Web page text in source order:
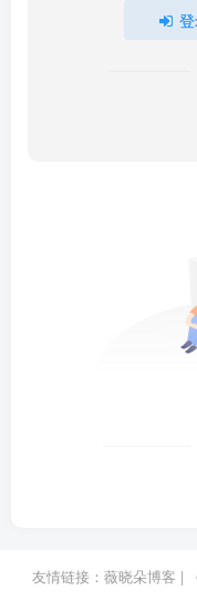
友情链接： 薇晓朵博客 |